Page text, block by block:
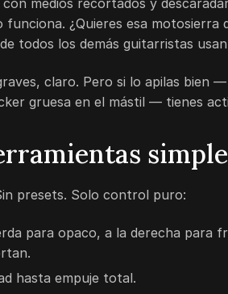
con medios recortados y
¿Quieres esa motosierra
todos los demás guitarristas
claro. Pero si lo apilas bien
gruesa en el mástil — tienes
presets. Solo control puro:
para opaco, a la derecha para
hasta empuje total.